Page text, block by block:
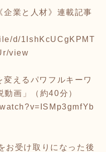
企業と人材》連載記事
d/1IshKcUCgKPMT
view
変えるパワフルキーワ
画」（約40分）
お受け取りになった後